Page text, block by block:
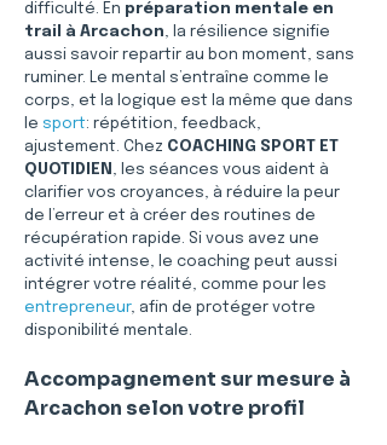
difficulté. En préparation mentale en
trail à Arcachon, la résilience signifie
aussi savoir repartir au bon moment, sans
ruminer. Le mental s’entraîne comme le
corps, et la logique est la même que dans
le sport: répétition, feedback,
ajustement. Chez COACHING SPORT ET
QUOTIDIEN , les séances vous aident à
clarifier vos croyances, à réduire la peur
de l’erreur et à créer des routines de
récupération rapide. Si vous avez une
activité intense, le coaching peut aussi
intégrer votre réalité, comme pour les
entrepreneur, afin de protéger votre
disponibilité mentale.
Accompagnement sur mesure à
Arcachon selon votre profil